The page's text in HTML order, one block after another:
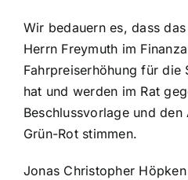
Wir bedauern es, dass
Herrn Freymuth im
Fahrpreiserhöhung für die
hat und werden im Rat
Beschlussvorlage und
Grün-Rot stimmen.
Jonas Christopher Höpken